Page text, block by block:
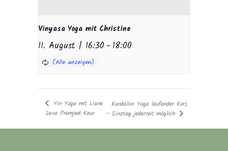
Vinyasa Yoga mit Christine
11. August | 16:30 -18:00
Yin Yoga mit Liane
Seva Premjeet Kaur
Kundalini Yoga laufender Kurs
– Einstieg jederzeit möglich